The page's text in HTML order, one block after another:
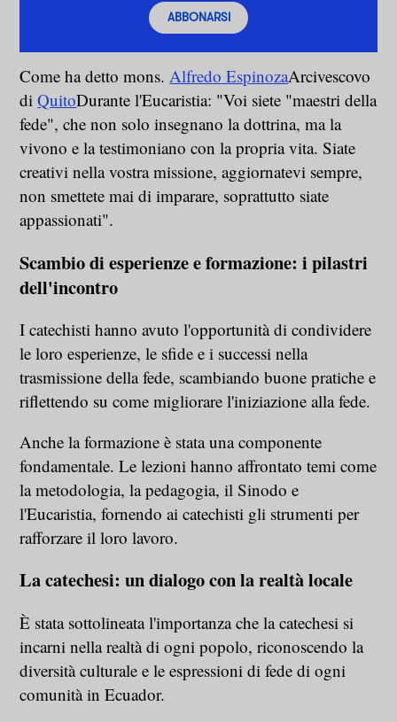
ABBONARSI
Come ha detto mons.Alfredo EspinozaArcivescovo
diQuitoDurante l'Eucaristia: "Voi siete "maestri della
fede", che non solo insegnano la dottrina, ma la
vivono e la testimoniano con la propria vita. Siate
creativi nella vostra missione, aggiornatevi sempre,
non smettete mai di imparare, soprattutto siate
appassionati".
Scambio di esperienze e formazione: i pilastri
dell'incontro
I catechisti hanno avuto l'opportunità di condividere
le loro esperienze, le sfide e i successi nella
trasmissione della fede, scambiando buone pratiche e
riflettendo su come migliorare l'iniziazione alla fede.
Anche la formazione è stata una componente
fondamentale. Le lezioni hanno affrontato temi come
la metodologia, la pedagogia, il Sinodo e
l'Eucaristia, fornendo ai catechisti gli strumenti per
rafforzare il loro lavoro.
La catechesi: un dialogo con la realtà locale
È stata sottolineata l'importanza che la catechesi si
incarni nella realtà di ogni popolo, riconoscendo la
diversità culturale e le espressioni di fede di ogni
comunità in Ecuador.